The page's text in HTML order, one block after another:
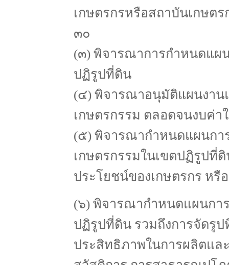
เกษตรกรหรือสถาบันเกษต
๓๐
(๓) พิจารณาการกำหนดแผ
ปฏิรูปที่ดิน
(๔) พิจารณาอนุมัติแผนงาน
เกษตรกรรม ตลอดจนงบค่า
(๕) พิจารณากำหนดแผนกา
เกษตรกรรมในเขตปฏิรูปที่
ประโยชน์ของเกษตรกร หรื
(๖) พิจารณากำหนดแผนกา
ปฏิรูปที่ดิน รวมถึงการจัดรูป
ประสิทธิภาพในการผลิตแ